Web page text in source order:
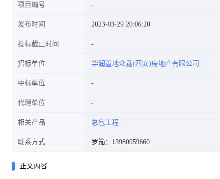
项目编号
发布时间 2023-03-29 20:06:20
投标截止时间
招标单位 华润置地众鑫(西安)房地产有限公司
中标单位
代理单位
相关产品 总包工程
联系方式 罗笳：13980059660
正文内容